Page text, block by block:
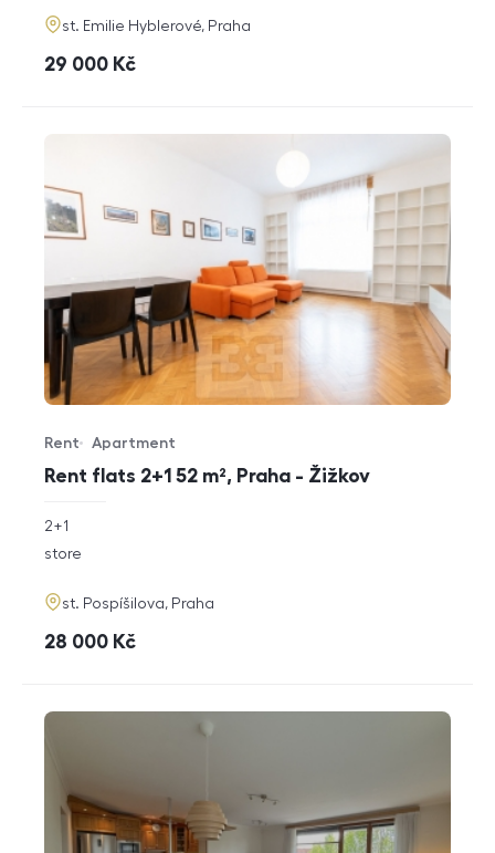
adresa
st. Emilie Hyblerové, Praha
cena
29 000 Kč
Rent flats 2+1 52 m², Praha - Žižkov
Offer type
Rent
Property type
Apartment
rozměry
2+1
funkce
store
adresa
st. Pospíšilova, Praha
cena
28 000 Kč